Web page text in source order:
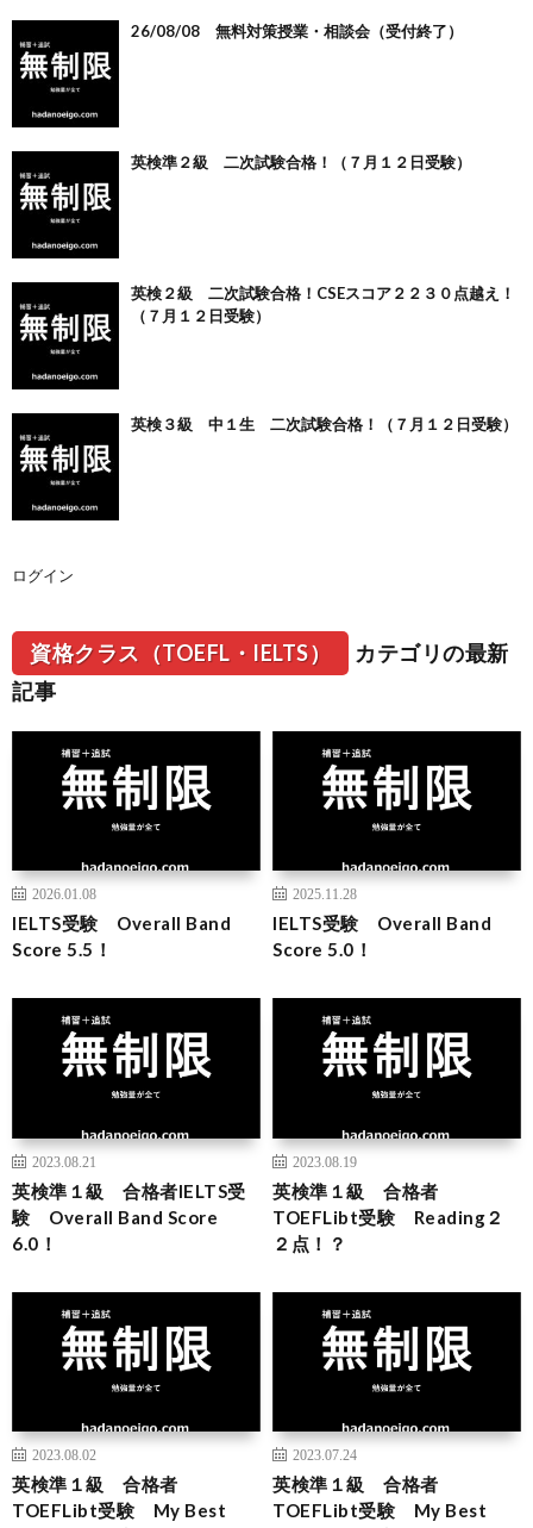
26/08/08 無料対策授業・相談会（受付終了）
英検準２級 二次試験合格！（７月１２日受験）
英検２級 二次試験合格！CSEスコア２２３０点越え！
（７月１２日受験）
英検３級 中１生 二次試験合格！（７月１２日受験）
ログイン
資格クラス（TOEFL・IELTS）
カテゴリの最新
記事
2026.01.08
IELTS受験 Overall Band
Score 5.5！
2025.11.28
IELTS受験 Overall Band
Score 5.0！
2023.08.21
英検準１級 合格者IELTS受
験 Overall Band Score
6.0！
2023.08.19
英検準１級 合格者
TOEFLibt受験 Reading２
２点！？
2023.08.02
英検準１級 合格者
TOEFLibt受験 My Best
2023.07.24
英検準１級 合格者
TOEFLibt受験 My Best